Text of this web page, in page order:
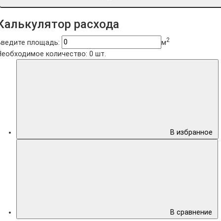
расхода
площадь: м2
количество: 0 шт.
В избранное
В сравнение